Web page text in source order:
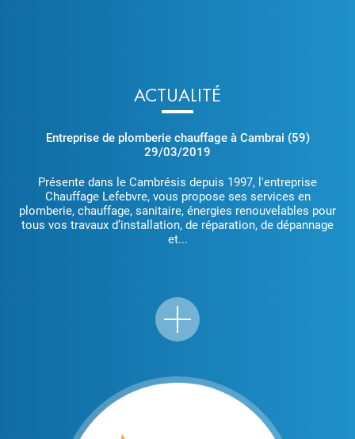
ACTUALITÉ
Entreprise de plomberie chauffage à Cambrai (59)
29/03/2019
Présente dans le Cambrésis depuis 1997, l'entreprise
Chauffage Lefebvre, vous propose ses services en
plomberie, chauffage, sanitaire, énergies renouvelables pour
tous vos travaux d’installation, de réparation, de dépannage
et...